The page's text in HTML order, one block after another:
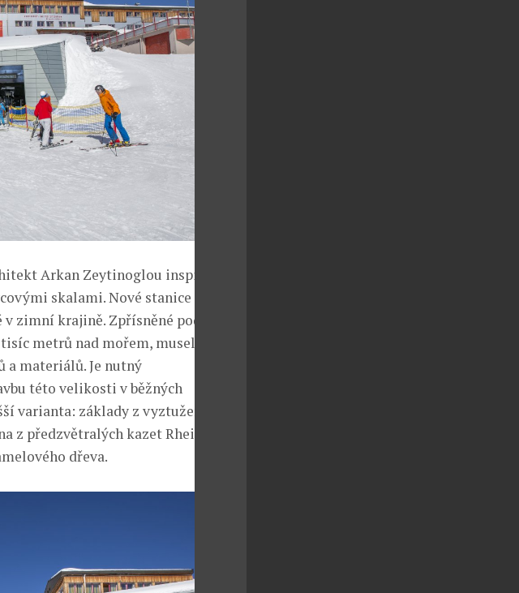
Arkan Zeytinoglou inspirovat
skalami. Nové stanice
zimní krajině. Zpřísněné podmínky,
metrů nad mořem, musely být
a materiálů. Je nutný
této velikosti v běžných
varianta: základy z vyztuženého
z předzvětralých kazet Rheinzink
dřeva.